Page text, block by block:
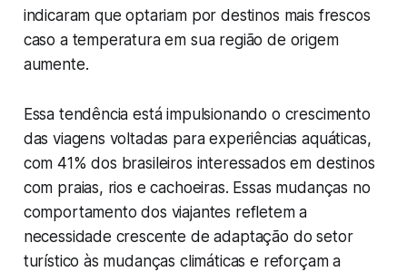
indicaram que optariam por destinos mais frescos
caso a temperatura em sua região de origem
aumente.
Essa tendência está impulsionando o crescimento
das viagens voltadas para experiências aquáticas,
com 41% dos brasileiros interessados em destinos
com praias, rios e cachoeiras. Essas mudanças no
comportamento dos viajantes refletem a
necessidade crescente de adaptação do setor
turístico às mudanças climáticas e reforçam a